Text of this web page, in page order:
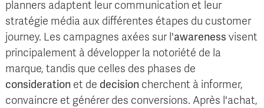
planners adaptent leur communication et leur
stratégie média aux différentes étapes du customer
journey. Les campagnes axées sur l'awareness visent
principalement à développer la notoriété de la
marque, tandis que celles des phases de
consideration et de decision cherchent à informer,
convaincre et générer des conversions. Après l'achat,